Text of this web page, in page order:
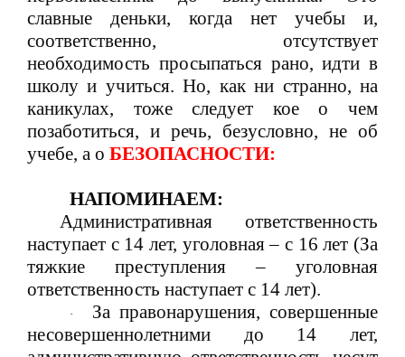
славные деньки, когда нет учебы и,
соответственно, отсутствует
необходимость просыпаться рано, идти в
школу и учиться. Но, как ни странно, на
каникулах, тоже следует кое о чем
позаботиться, и речь, безусловно, не об
учебе, а о БЕЗОПАСНОСТИ:
НАПОМИНАЕМ:
Административная ответственность
наступает с 14 лет, уголовная – с 16 лет (За
тяжкие преступления – уголовная
ответственность наступает с 14 лет).
·
За правонарушения, совершенные
несовершеннолетними до 14 лет,